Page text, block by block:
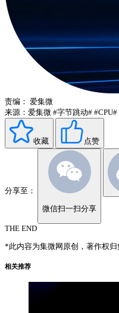
责编： 爱集微
来源：爱集微 #字节跳动# #CPU#
收藏 点赞
分享至：
微信扫一扫分享
THE END
*此内容为集微网原创，著作权
相关推荐